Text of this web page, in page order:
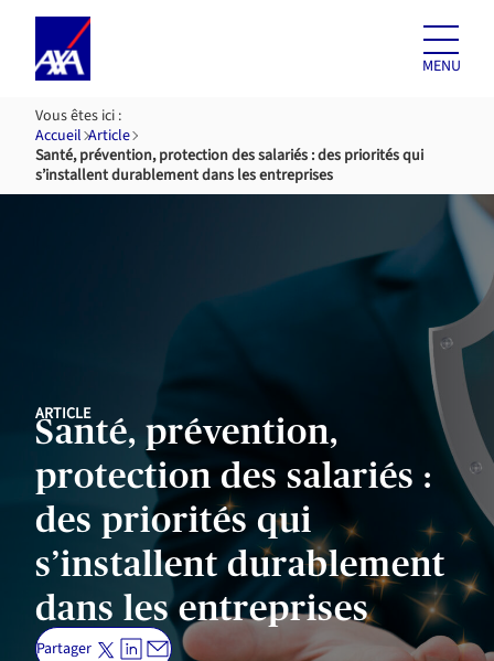
Aller au
contenu
MENU
Vous êtes ici :
Accueil Article
Santé, prévention, protection des salariés : des priorités qui
s’installent durablement dans les entreprises
ARTICLE
Santé, prévention,
protection des salariés :
des priorités qui
s’installent durablement
dans les entreprises
Partager